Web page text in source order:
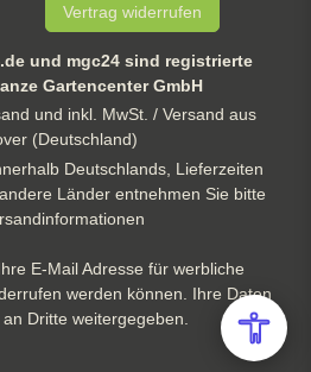
Vertrag widerrufen
und mgc24 sind registrierte
Gartencenter GmbH
und inkl. MwSt. / Versand aus
(Deutschland)
Deutschlands, Lieferzeiten
Länder entnehmen Sie bitte
E-Mail Adresse für werbliche
werden können. Ihre Daten
Dritte weitergegeben.